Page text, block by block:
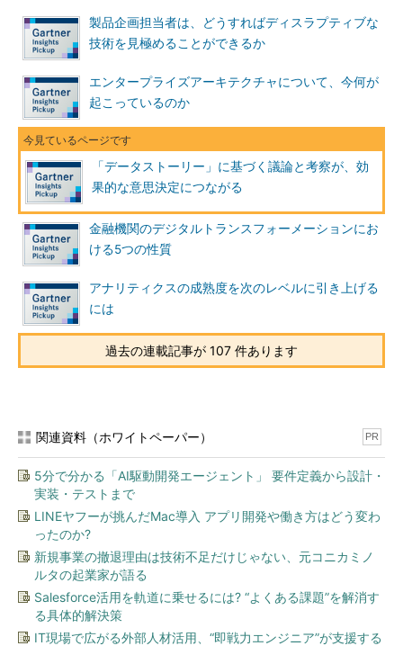
製品企画担当者は、どうすればディスラプティブな
技術を見極めることができるか
エンタープライズアーキテクチャについて、今何が
起こっているのか
「データストーリー」に基づく議論と考察が、効
果的な意思決定につながる
金融機関のデジタルトランスフォーメーションにお
ける5つの性質
アナリティクスの成熟度を次のレベルに引き上げる
には
過去の連載記事が 107 件あります
関連資料（ホワイトペーパー） PR
5分で分かる「AI駆動開発エージェント」 要件定義から設計・
実装・テストまで
LINEヤフーが挑んだMac導入 アプリ開発や働き方はどう変わ
ったのか?
新規事業の撤退理由は技術不足だけじゃない、元コニカミノ
ルタの起業家が語る
Salesforce活用を軌道に乗せるには? “よくある課題”を解消す
る具体的解決策
IT現場で広がる外部人材活用、“即戦力エンジニア”が支援する